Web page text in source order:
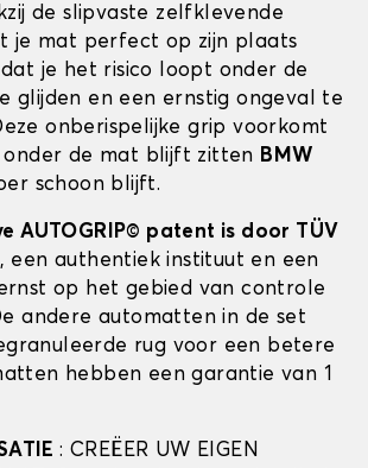
de slipvaste zelfklevende
je mat perfect op zijn plaats
je het risico loopt onder de
glijden en een ernstig ongeval te
onberispelijke grip voorkomt
de mat blijft zitten BMW
schoon blijft.
AUTOGRIP© patent is door TÜV
, een authentiek instituut en een
op het gebied van controle
andere automatten in de set
rug voor een betere
hebben een garantie van 1
: CREËER UW EIGEN